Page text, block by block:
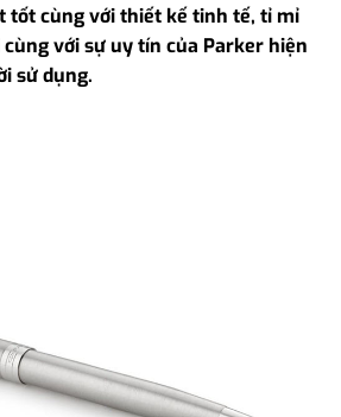
tốt cùng với thiết kế tinh tế, tỉ mỉ
với sự uy tín của Parker hiện
sử dụng.